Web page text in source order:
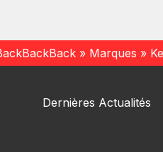
» Marques »
Dernières Actualités